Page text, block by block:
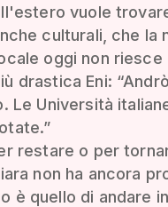
vuole
culturali, che la
oggi non riesce
drastica Eni:
Le Università
restare o per
non ha ancora
è quello di andare